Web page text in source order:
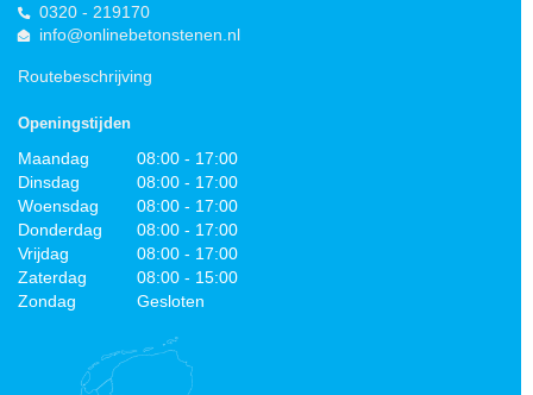
0320 - 219170
info@onlinebetonstenen.nl
Routebeschrijving
Openingstijden
Maandag
08:00 - 17:00
Dinsdag
08:00 - 17:00
Woensdag
08:00 - 17:00
Donderdag
08:00 - 17:00
Vrijdag
08:00 - 17:00
Zaterdag
08:00 - 15:00
Zondag
Gesloten